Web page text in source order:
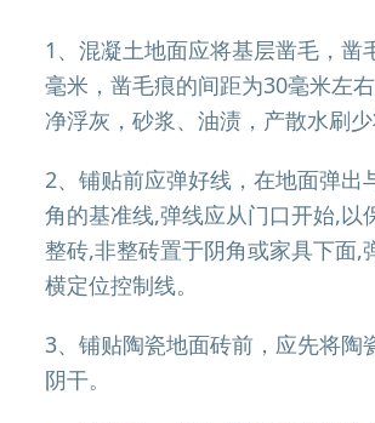
1、混凝土地面应将基层凿毛，凿
毫米，凿毛痕的间距为30毫米左
净浮灰，砂浆、油渍，产散水刷少
2、铺贴前应弹好线，在地面弹出
角的基准线,弹线应从门口开始,以
整砖,非整砖置于阴角或家具下面,
横定位控制线。
3、铺贴陶瓷地面砖前，应先将陶
阴干。